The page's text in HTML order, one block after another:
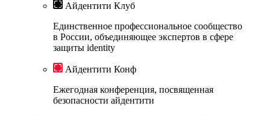
Айдентити Клуб
Единственное профессиональное сообщество
в России, объединяющее экспертов в сфере
защиты identity
Айдентити Конф
Ежегодная конференция, посвященная
безопасности айдентити